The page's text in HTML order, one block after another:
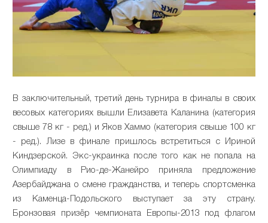
В заключительный, третий день турнира в финалы в своих
весовых категориях вышли Елизавета Каланина (категория
свыше 78 кг - ред.) и Яков Хаммо (категория свыше 100 кг
- ред.). Лизе в финале пришлось встретиться с Ириной
Киндзерской. Экс-украинка после того как не попала на
Олимпиаду в Рио-де-Жанейро приняла предложение
Азербайджана о смене гражданства, и теперь спортсменка
из Каменца-Подольского выступает за эту страну.
Бронзовая призёр чемпионата Европы-2013 под флагом